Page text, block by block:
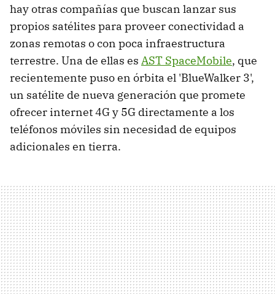
hay otras compañías que buscan lanzar sus
propios satélites para proveer conectividad a
zonas remotas o con poca infraestructura
terrestre. Una de ellas es AST SpaceMobile, que
recientemente puso en órbita el 'BlueWalker 3',
un satélite de nueva generación que promete
ofrecer internet 4G y 5G directamente a los
teléfonos móviles sin necesidad de equipos
adicionales en tierra.